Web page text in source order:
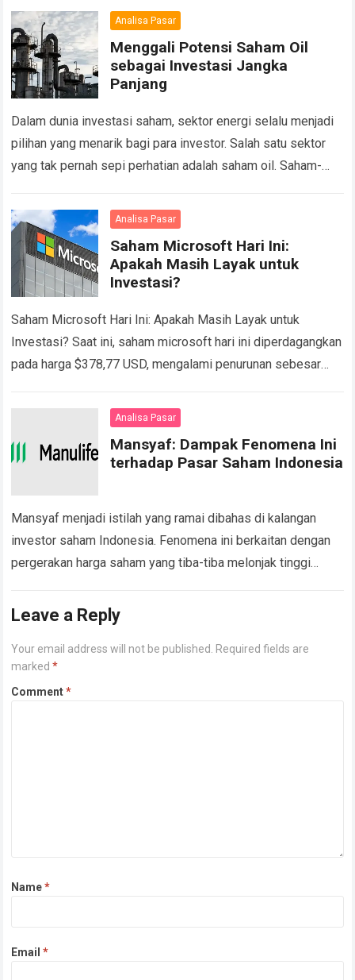
Analisa Pasar
Menggali Potensi Saham Oil
sebagai Investasi Jangka
Panjang
Dalam dunia investasi saham, sektor energi selalu menjadi
pilihan yang menarik bagi para investor. Salah satu sektor
yang tak pernah sepi perhatian adalah saham oil. Saham-
Analisa Pasar
Saham Microsoft Hari Ini:
Apakah Masih Layak untuk
Investasi?
Saham Microsoft Hari Ini: Apakah Masih Layak untuk
Investasi? Saat ini, saham microsoft hari ini diperdagangkan
pada harga $378,77 USD, mengalami penurunan sebesar
Read more
Analisa Pasar
Mansyaf: Dampak Fenomena Ini
terhadap Pasar Saham Indonesia
Mansyaf menjadi istilah yang ramai dibahas di kalangan
investor saham Indonesia. Fenomena ini berkaitan dengan
pergerakan harga saham yang tiba-tiba melonjak tinggi
Read more
Leave a Reply
Your email address will not be published. Required fields are
marked*
Comment*
Name*
Email*